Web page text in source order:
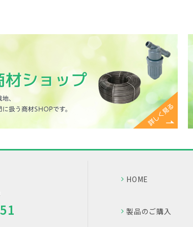
HOME
製品のご購入